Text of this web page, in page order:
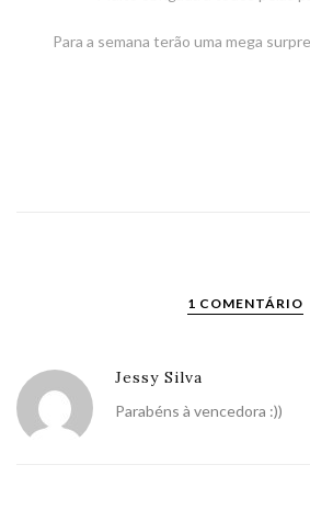
Para a semana terão uma mega
1 COMENTÁRIO
Jessy Silva
Parabéns à vencedora :))